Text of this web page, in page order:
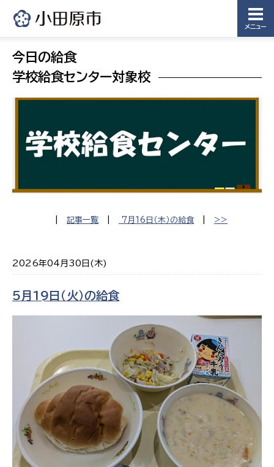
メニュー
今日の給食
学校給食センター対象校
記事一覧 7月16日（木）の給食 >>
2026年04月30日(木)
5月19日（火）の給食